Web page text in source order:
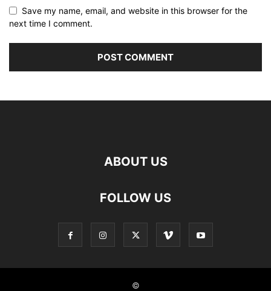
Save my name, email, and website in this browser for the
next time I comment.
ABOUT US
FOLLOW US
©